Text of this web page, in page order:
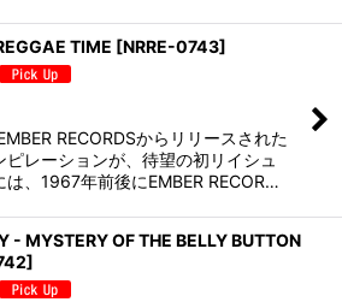
TIME [NRRE-0743]
RECORDSからリリースされた
ピレーションが、待望の初リイシュ
は、1967年前後にEMBER RECOR…
- MYSTERY OF THE BELLY BUTTON
]